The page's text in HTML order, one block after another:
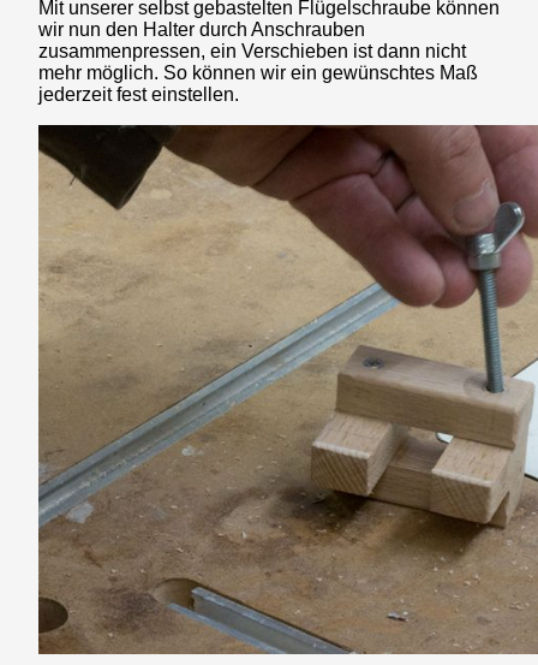
Mit unserer selbst gebastelten Flügelschraube können
wir nun den Halter durch Anschrauben
zusammenpressen, ein Verschieben ist dann nicht
mehr möglich. So können wir ein gewünschtes Maß
jederzeit fest einstellen.